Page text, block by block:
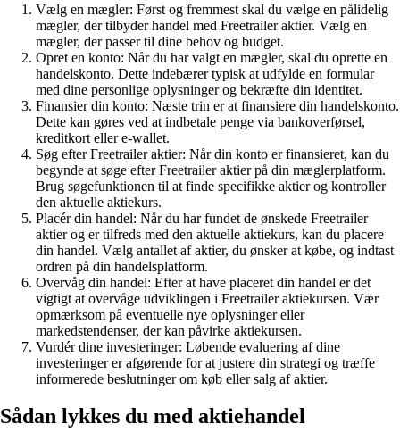
Vælg en mægler: Først og fremmest skal du vælge en pålidelig
mægler, der tilbyder handel med Freetrailer aktier. Vælg en
mægler, der passer til dine behov og budget.
Opret en konto: Når du har valgt en mægler, skal du oprette en
handelskonto. Dette indebærer typisk at udfylde en formular
med dine personlige oplysninger og bekræfte din identitet.
Finansier din konto: Næste trin er at finansiere din handelskonto.
Dette kan gøres ved at indbetale penge via bankoverførsel,
kreditkort eller e-wallet.
Søg efter Freetrailer aktier: Når din konto er finansieret, kan du
begynde at søge efter Freetrailer aktier på din mæglerplatform.
Brug søgefunktionen til at finde specifikke aktier og kontroller
den aktuelle aktiekurs.
Placér din handel: Når du har fundet de ønskede Freetrailer
aktier og er tilfreds med den aktuelle aktiekurs, kan du placere
din handel. Vælg antallet af aktier, du ønsker at købe, og indtast
ordren på din handelsplatform.
Overvåg din handel: Efter at have placeret din handel er det
vigtigt at overvåge udviklingen i Freetrailer aktiekursen. Vær
opmærksom på eventuelle nye oplysninger eller
markedstendenser, der kan påvirke aktiekursen.
Vurdér dine investeringer: Løbende evaluering af dine
investeringer er afgørende for at justere din strategi og træffe
informerede beslutninger om køb eller salg af aktier.
Sådan lykkes du med aktiehandel